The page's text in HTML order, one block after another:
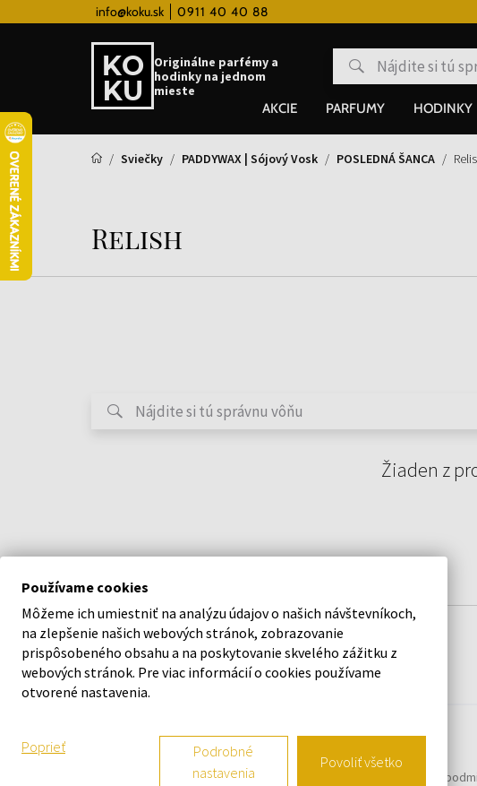
info@koku.sk 0911 40 40 88Vernostný systém
Originálne parfémy a
hodinky na jednom
mieste
AKCIE PARFUMY HODINKY
Sviečky PADDYWAX | Sójový Vosk POSLEDNÁ ŠANCA
Relish
Žiaden z
O SPOLOČNOSTI
Kontaktný formulár
Vernostný systém
Všeobecné obchodné
Používame cookies
Môžeme ich umiestniť na analýzu údajov o našich návštevníkoch,
na zlepšenie našich webových stránok, zobrazovanie
prispôsobeného obsahu a na poskytovanie skvelého zážitku z
webových stránok. Pre viac informácií o cookies používame
otvorené nastavenia.
Poprieť
Podrobné
nastavenia
Povoliť všetko